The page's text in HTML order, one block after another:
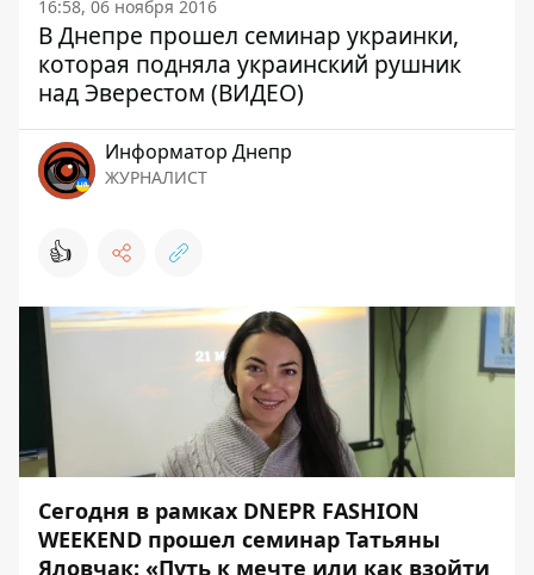
16:58, 06 ноября 2016
В Днепре прошел семинар украинки,
которая подняла украинский рушник
над Эверестом (ВИДЕО)
Информатор Днепр
ЖУРНАЛИСТ
👍
Сегодня в рамках DNEPR FASHION
WEEKEND прошел семинар Татьяны
Яловчак: «Путь к мечте или как взойти